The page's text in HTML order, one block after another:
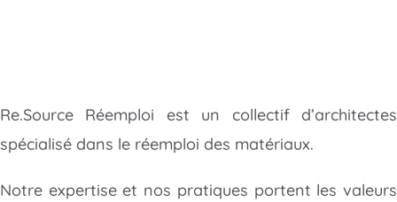
Re.Source Réemploi est un collectif d’architectes
spécialisé dans le réemploi des matériaux.
Notre expertise et nos pratiques portent les valeurs